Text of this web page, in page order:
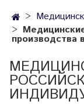
производства